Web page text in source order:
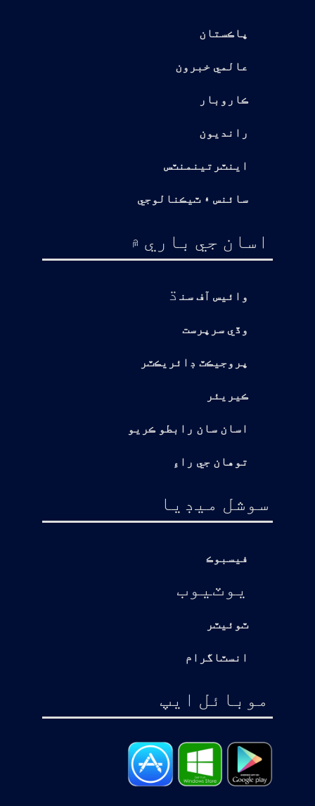
پاڪستان
عالمي خبرون
ڪاروبار
رانديون
اينٽرتينمنٽس
سائنس ۽ ٽيڪنالوجي
اسان جي باري ۾
وائيس آف سن ڌ
وڏي سرپرست
پروجيڪٽ ڊائريڪٽر
ڪيريئر
اسان سان رابطو ڪريو
توهان جي راءِ
سوشل ميڊيا
فيسبوڪ
يوٽيوب
ٽوئيٽر
انسٽاگرام
موبائل ايپ